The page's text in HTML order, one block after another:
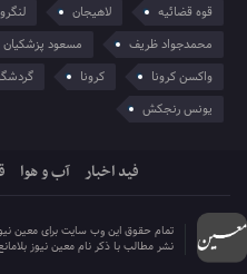
قوه قضائیه
لاهیجان
محمدجواد ظریف
مسعود پزشکیان
واکسن کرونا
کرونا
یونس رنجکش
فید اخبار آب و هوا
تمام حقوق این وب سایت برای معین
نشر مطالب با ذکر نام معین نیوز